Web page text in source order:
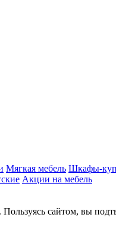
Мягкая мебель Шкафы-
Акции на мебель
сайтом, вы